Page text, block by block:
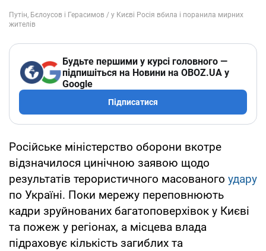
Будьте першими у курсі головного —
підпишіться на Новини на OBOZ.UA у
Google
Підписатися
Російське міністерство оборони вкотре
відзначилося цинічною заявою щодо
результатів терористичного масованого удару
по Україні. Поки мережу переповнюють
кадри зруйнованих багатоповерхівок у Києві
та пожеж у регіонах, а місцева влада
підраховує кількість загиблих та